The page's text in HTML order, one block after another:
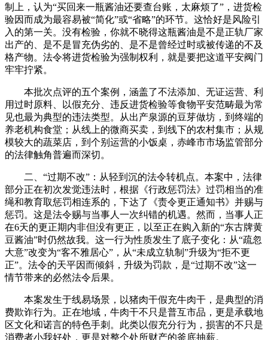
制上，认为“买回来一瓶酱油还要查台账，太麻烦了”，进货检
验因而成为最容易被“简化”或“省略”的环节。这恰好是风险引
入的第一关。没有检验，你就不晓得这瓶酱油是不是正轨厂家
出产的、是不是冒充伪劣的、是不是曾经过时或被传递的不及
格产物。法令将进货检验为强制权利，就是要把这道平安阀门
牢牢拧紧。
本批次点评的五个案例，涵盖了不法添加、无证运营、利
用过时原料、以假充分、违反进货检验等食物平安范畴最为常
见也最为典型的违法类型。从出产泉源的豆芽做坊，到终端的
养老机构食堂；从线上的微商买卖，到线下的农村集市；从规
模较大的蔬菜店，到个别运营的小饭桌，赤峰市市场监管部分
的法律触角普遍而深切。
二、“过期不改”：从轻到沉的法令转机点。本案中，法律
部分正在初次发觉违法时，根据《行政惩罚法》过罚相当的准
绳和教育取惩罚相连系的，下达了《责令更正通知书》并赐与
惩罚。这是法令赐与当事人一次纠错的机遇。然而，当事人正
在6天的更正期内非但没有更正，以至正在购入新的“东古牌黄
豆酱油”时仍然故我。这一行为性质发生了底子变化：从“疏忽
大意”改变为“客不雅居心”，从“未成立轨制”升级为“拒不更
正”。法令的天平因而倾斜，升级为罚款，是“过期不改”这一
情节带来的必然法令后果。
本案发生于线易场景，以猪肉干假充牛肉干，是典型的消
费欺诈行为。正在地域，牛肉干不只是普互市品，更是承载地
区文化和诺言的特色手刺。此类以假充分行为，损害的不只是
消费者小我好处，更是对整个处所财产的釜底抽薪。